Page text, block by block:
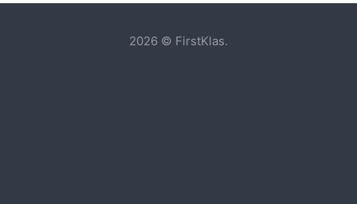
2026 © FirstKlas.